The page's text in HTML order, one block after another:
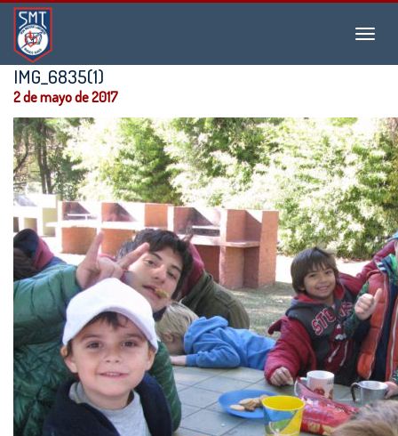
Menu
Instituto
San
Martín
de
Tours
IMG_6835(1)
2 de mayo de 2017